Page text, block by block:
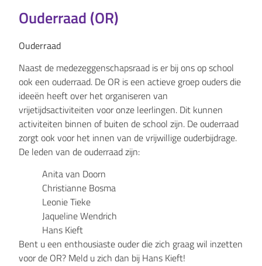
Ouderraad (OR)
Ouderraad
Naast de medezeggenschapsraad is er bij ons op school
ook een ouderraad. De OR is een actieve groep ouders die
ideeën heeft over het organiseren van
vrijetijdsactiviteiten voor onze leerlingen. Dit kunnen
activiteiten binnen of buiten de school zijn. De ouderraad
zorgt ook voor het innen van de vrijwillige ouderbijdrage.
De leden van de ouderraad zijn:
Anita van Doorn
Christianne Bosma
Leonie Tieke
Jaqueline Wendrich
Hans Kieft
Bent u een enthousiaste ouder die zich graag wil inzetten
voor de OR? Meld u zich dan bij Hans Kieft!